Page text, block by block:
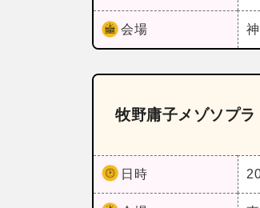
会場
牧野庸子メゾソプ
日時